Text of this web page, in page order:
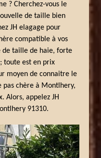
? Cherchez-vous le
de taille bien
JH elagage pour
compatible à vos
de taille de haie, forte
toute est en prix
moyen de connaitre le
pas chère à Montlhery,
Alors, appelez JH
91310.